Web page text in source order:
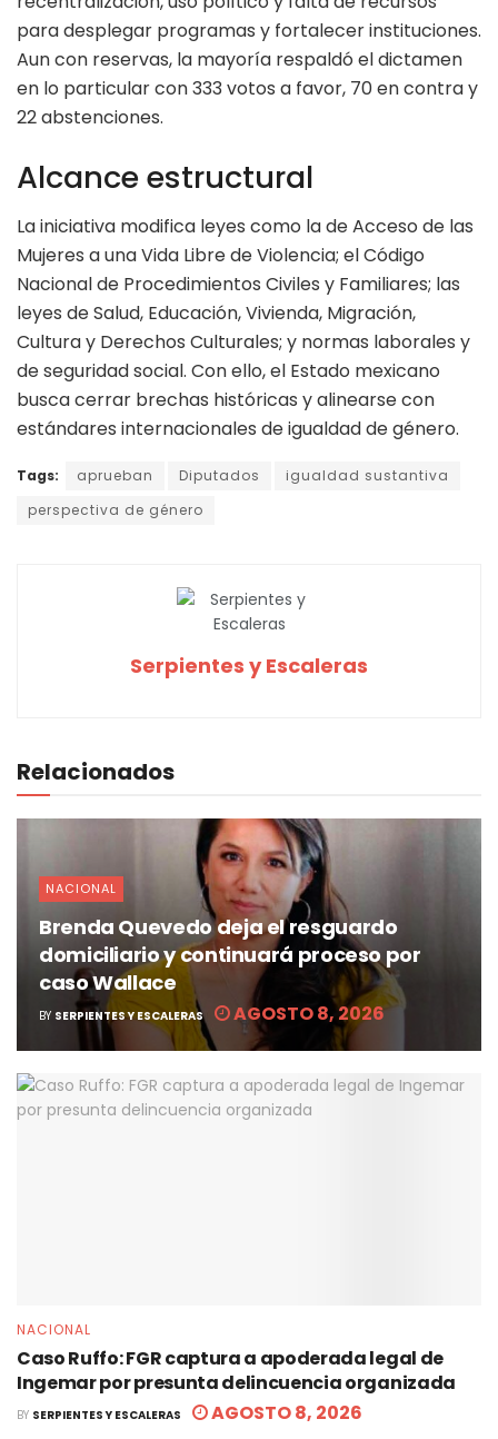
para desplegar programas y fortalecer instituciones.
Aun con reservas, la mayoría respaldó el dictamen
en lo particular con 333 votos a favor, 70 en contra y
22 abstenciones.
Alcance estructural
La iniciativa modifica leyes como la de Acceso de las
Mujeres a una Vida Libre de Violencia; el Código
Nacional de Procedimientos Civiles y Familiares; las
leyes de Salud, Educación, Vivienda, Migración,
Cultura y Derechos Culturales; y normas laborales y
de seguridad social. Con ello, el Estado mexicano
busca cerrar brechas históricas y alinearse con
estándares internacionales de igualdad de género.
Tags: aprueban Diputados
igualdad sustantiva
perspectiva de género
Serpientes y Escaleras
Relacionados
NACIONAL
Brenda Quevedo deja el resguardo
domiciliario y continuará proceso por
caso Wallace
BY SERPIENTES Y ESCALERAS AGOSTO 8, 2026
NACIONAL
Caso Ruffo: FGR captura a apoderada legal de
Ingemar por presunta delincuencia organizada
BY SERPIENTES Y ESCALERAS AGOSTO 8, 2026